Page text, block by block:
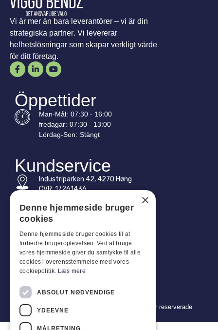
Vi är mer än bara leverantörer – vi är din
strategiska partner. Vi levererar
helhetslösningar som skapar verkligt värde
för ditt företag.
Öppettider
Man-Mål: 07:30 - 16:00
fredagar: 07:30 - 13:00
Lördag-Son: Stängt
Kundservice
Industriparken 42, 4270 Høng
CVR: 17261436
Tel: +45 4396 4122
Snabblänkar
Integritetspolicy
Försäljnings- och leveransvillkor
Copyright 2024 © Viggo Bendz. Alla rättigheter reserverade
×
Denne hjemmeside bruger
cookies
Denne hjemmeside bruger cookies til at
forbedre brugeroplevelsen. Ved at bruge
vores hjemmeside giver du samtykke til alle
cookies i overensstemmelse med vores
cookiepolitik. Læs mere
ABSOLUT NØDVENDIGE
YDEEVNE
MÅLRETNING